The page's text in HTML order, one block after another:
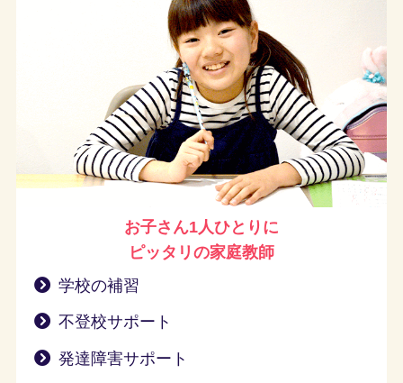
お子さん1人ひとりに
ピッタリの家庭教師
学校の補習
不登校サポート
発達障害サポート